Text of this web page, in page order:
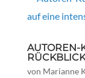
AUTOREN-
von Marianne